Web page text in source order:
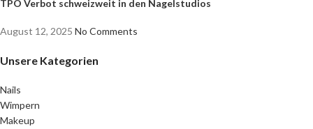
TPO Verbot schweizweit in den Nagelstudios
August 12, 2025 No Comments
Unsere Kategorien
Nails
Wimpern
Makeup